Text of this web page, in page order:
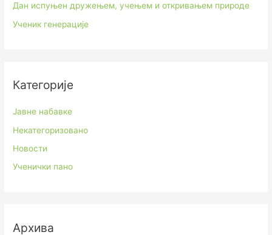
Дан испуњен дружењем, учењем и откривањем природе
Ученик генерације
Категорије
Јавне набавке
Некатегоризовано
Новости
Ученички пано
Архива